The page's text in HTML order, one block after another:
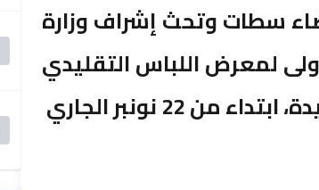
سطات وتحث إشراف وزارة
لمعرض اللباس التقليدي
المغربي وذلك بساحة البريجة قرب بالجديدة، ابتداء من 22 نونبر الجاري